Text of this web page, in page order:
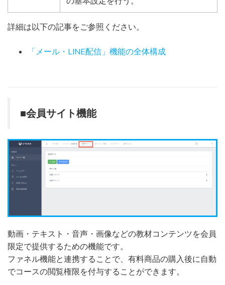
詳細は以下の記事をご参照ください。
「メール・LINE配信」機能の全体構成
■会員サイト機能
動画・テキスト・音声・画像などの教材コンテンツを会員
限定で提供するための機能です。
ファネル機能と連携することで、有料商品の購入後に自動
でコースの閲覧権限を付与することができます。